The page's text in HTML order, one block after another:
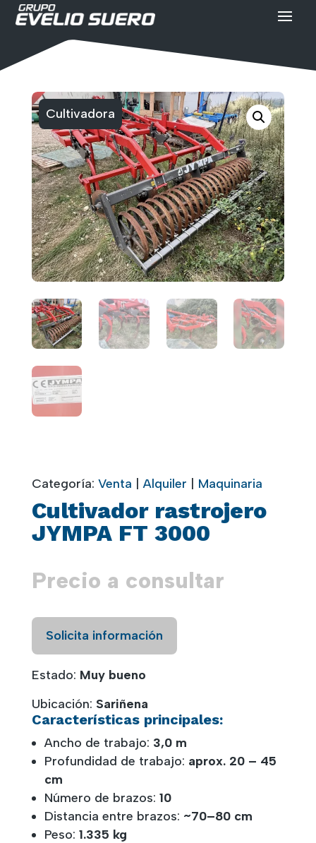
Cultivadora
Categoría: Venta |Alquiler Maquinaria
Cultivador rastrojero
JYMPA FT 3000
Precio a consultar
Solicita información
Estado: Muy bueno
Ubicación: Sariñena
Características principales:
Ancho de trabajo: 3,0 m
Profundidad de trabajo: aprox. 20 – 45
cm
Número de brazos: 10
Distancia entre brazos: ~70–80 cm
Peso: 1.335 kg